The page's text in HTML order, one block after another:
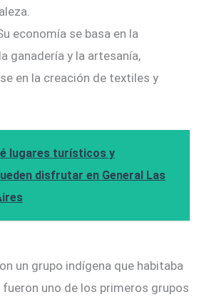
economía se basa en la
ganadería y la artesanía,
en la creación de textiles y
lugares turísticos y
disfrutar en General Las
un grupo indígena que habitaba
uno de los primeros grupos